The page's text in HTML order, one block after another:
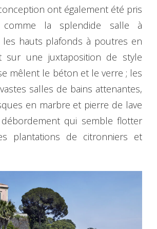
ont également été pris
la splendide salle à
les hauts plafonds à poutres en
sur une juxtaposition de style
mêlent le béton et le verre ; les
salles de bains attenantes,
en marbre et pierre de lave
qui semble flotter
plantations de citronniers et